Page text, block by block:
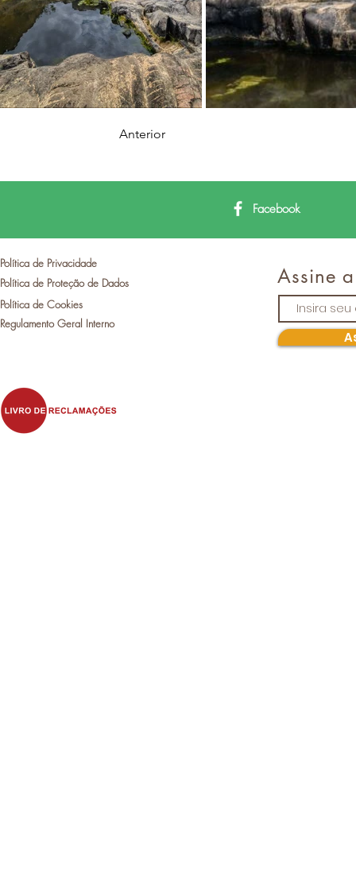
Anterior
Facebook
Política de Privacidade
Política de Proteção de Dados
Política de Cookies
Regulamento Geral Interno
Assine